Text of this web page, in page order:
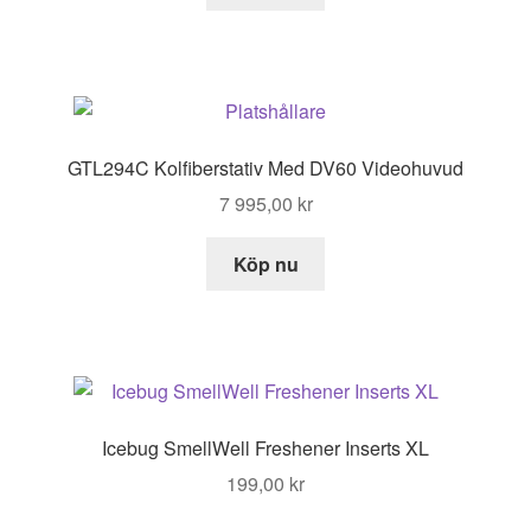
GTL294C Kolfiberstativ Med DV60 Videohuvud
7 995,00 kr
Köp nu
Icebug SmellWell Freshener Inserts XL
199,00 kr